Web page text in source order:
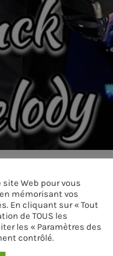
Web pour vous
mémorisant vos
En cliquant sur « Tout
de TOUS les
les « Paramètres des
contrôlé.